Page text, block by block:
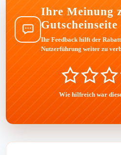
Ihre Meinung
Gutscheinseite
Ihr Feedback hilft der
Nutzerführung weiter zu
Wie hilfreich war